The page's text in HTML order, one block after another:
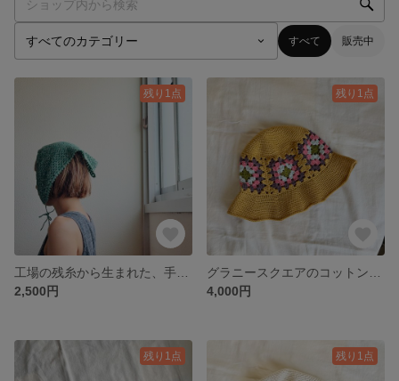
すべて 販売中
残り1点
2,500円
残り1点
4,000円
残り1点 残り1点